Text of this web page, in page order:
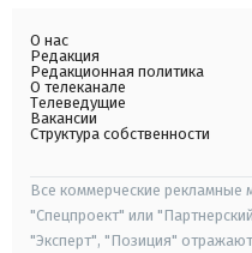
О нас
Редакция
Редакционная политика
О телеканале
Телеведущие
Вакансии
Структура собственности
Все коммерческие
"Спецпроект" или
"Эксперт", "Позиция"